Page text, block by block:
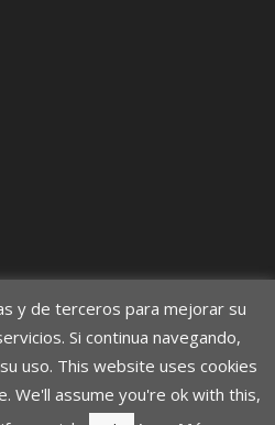
y de terceros para mejorar su
Si continua navegando,
uso. This website uses cookies
We'll assume you're ok with this,